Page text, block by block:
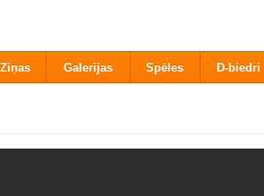
Ziņas Galerijas Spēles D-biedri